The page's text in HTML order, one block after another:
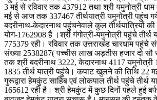
3 मई से रविवार तक 437912 तथा श्री यमुनोत्री
मई से आज तक 337467 तीर्थयात्री यमुनोत्री पहुंच
बदरीनाथ-केदारनाथ पहुंचनेवाले कुल तीर्थयात्रियों
योग-1762908 है ।श्री गंगोत्री-यमुनोत्री पहुंचे तीर्थ
775379 रही।‌ रविवार तक उत्तराखंड चारधाम पहुंचे
संख्या 2538287( पच्चीस लाख अड़तीस हजार दो सौ
तक श्री बदरीनाथ 3222, केदारनाथ 4117 यमुनोत्री
1835 तीर्थ यात्री पहुंचे। कपाट खुलने की तिथि 22
गुरूद्वारा हेमकुंट साहिब एवं लोकपाल तीर्थ पहुंचे तीर्थ
165612 रही है। श्री हेमकुंट में कुछ दिनों पहले हुई